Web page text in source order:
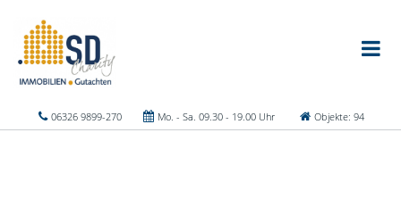
06326 9899-270 Mo. - Sa. 09.30 - 19.00 Uhr Objekte: 94